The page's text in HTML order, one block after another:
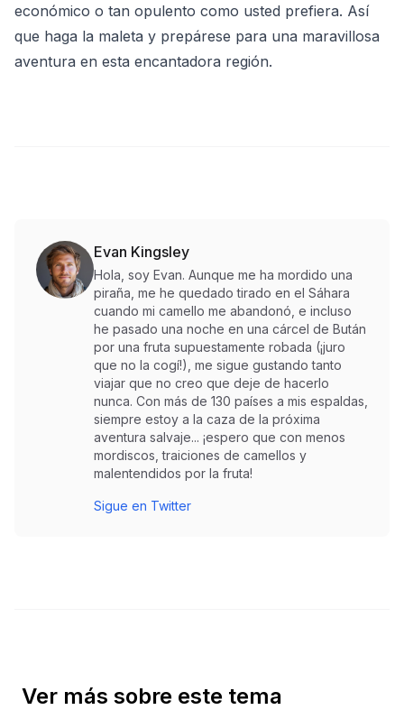
económico o tan opulento como usted prefiera. Así
que haga la maleta y prepárese para una maravillosa
aventura en esta encantadora región.
Evan Kingsley
Hola, soy Evan. Aunque me ha mordido una
piraña, me he quedado tirado en el Sáhara
cuando mi camello me abandonó, e incluso
he pasado una noche en una cárcel de Bután
por una fruta supuestamente robada (¡juro
que no la cogí!), me sigue gustando tanto
viajar que no creo que deje de hacerlo
nunca. Con más de 130 países a mis espaldas,
siempre estoy a la caza de la próxima
aventura salvaje... ¡espero que con menos
mordiscos, traiciones de camellos y
malentendidos por la fruta!
Sigue en Twitter
Ver más sobre este tema